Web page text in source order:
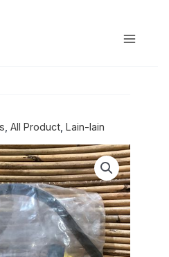
All Product Lain-lain